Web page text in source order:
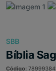
SBB
Bíblia
Código: